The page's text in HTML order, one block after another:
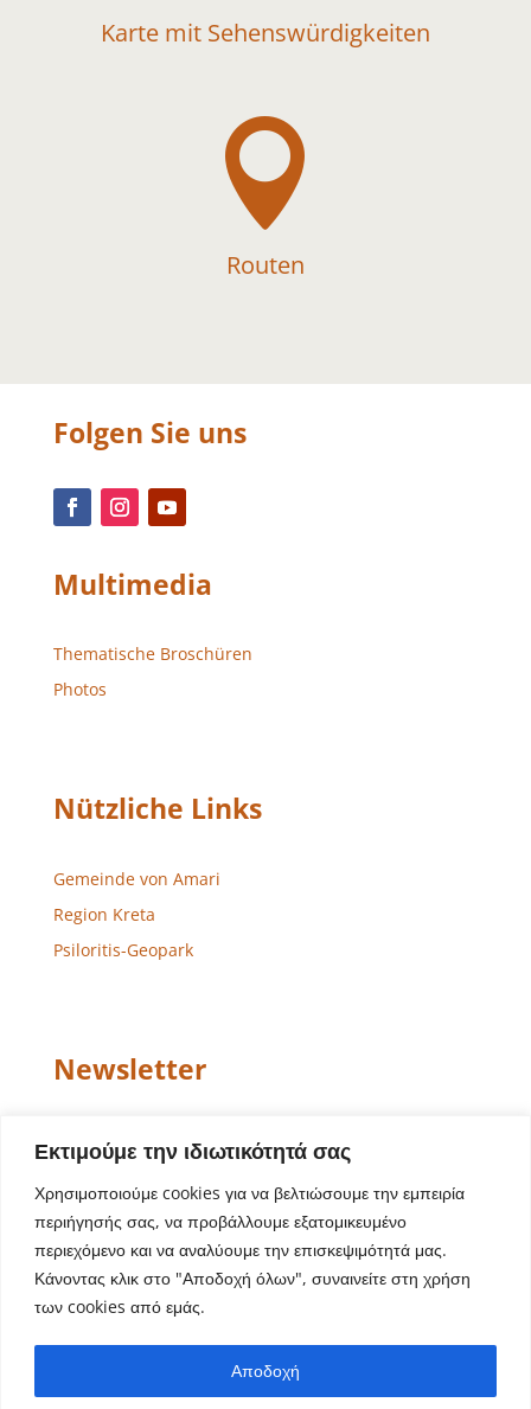
Εκτιμούμε την ιδιωτικότητά σας
Χρησιμοποιούμε cookies για να βελτιώσουμε την εμπειρία
περιήγησής σας, να προβάλλουμε εξατομικευμένο
περιεχόμενο και να αναλύουμε την επισκεψιμότητά μας.
Κάνοντας κλικ στο "Αποδοχή όλων", συναινείτε στη χρήση
των cookies από εμάς.
Αποδοχή
Karte mit Sehenswürdigkeiten

Routen
Folgen Sie uns
Multimedia
Thematische Broschüren
Photos
Nützliche Links
Gemeinde von Amari
Region Kreta
Psiloritis-Geopark
Newsletter
Copyright © 2022 Gemeinde von Amari